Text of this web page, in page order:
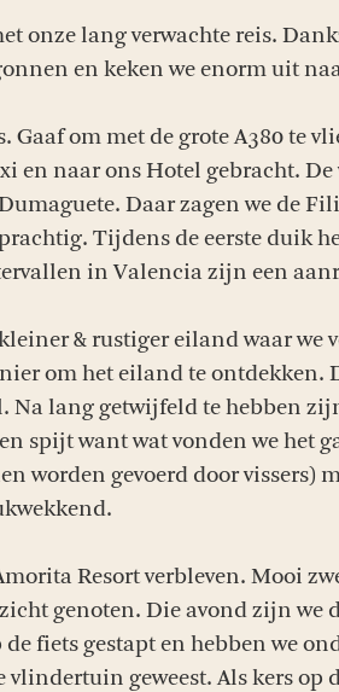
onze lang verwachte reis.
en keken we enorm uit
om met de grote A380 te
en naar ons Hotel gebracht.
Daar zagen we de
Tijdens de eerste duik
in Valencia zijn een
& rustiger eiland waar we
om het eiland te
lang getwijfeld te hebben
spijt want wat vonden we het
worden gevoerd door vissers)
Resort verbleven. Mooi
genoten. Die avond zijn we
fiets gestapt en hebben we
geweest. Als kers op